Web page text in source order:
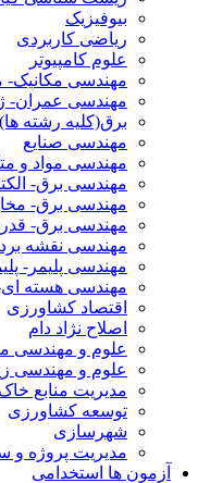
بیوفیزیک
ریاضی کاربردی
علوم کامپیوتر
مهندسی مکانیک-
مهندسی عمران-
برق(کلیه رشته ها)
مهندسی صنایع
مهندسی مواد و
مهندسی برق-
مهندسی برق-
مهندسی برق-
مهندسی نقشه
مهندسی پلیمر-
مهندسی هسته ای-
اقتصاد کشاورزی
اصلاح نژاد دام
علوم و مهندسی
علوم و مهندسی
مدیریت منابع خاک
توسعه کشاورزی
شهرسازی
مدیریت پروژه و
آزمون ها استخدامی